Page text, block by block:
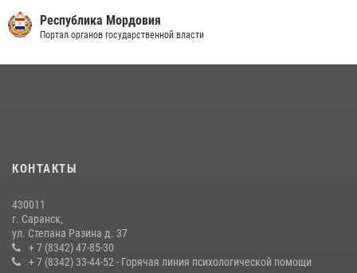
обеспечили безопасность на футбольных мероприятиях: от
регионального турнира до Суперкубка России
содействии сотрудников Росгвардии
Сотрудники Росгвардии обеспечили безопасность Всероссийского
конкурса профмастерства в Саранске
23 июля 2026, 11:54 4
Республика Мордовия
Портал органов государственной власти
КОНТАКТЫ
430011
г. Саранск,
ул. Степана Разина д. 37
+ 7 (8342) 47-85-30
+ 7 (8342) 33-44-52 - Горячая линия психологической помощи